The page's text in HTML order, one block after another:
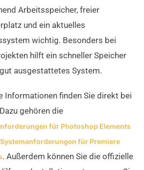
Arbeitsspeicher, freier
und ein aktuelles
wichtig. Besonders bei
hilft ein schneller Speicher
ausgestattetes System.
Informationen finden Sie direkt bei
gehören die
für Photoshop Elements
Systemanforderungen für Premiere
. Außerdem können Sie die offizielle